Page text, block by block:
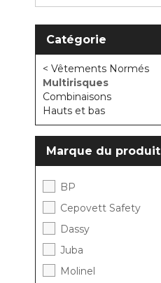
Catégorie
< Vêtements Normés
Multirisques
Combinaisons
Hauts et bas
Marque du produit
BP
Cepovett Safety
Dassy
Juba
Molinel